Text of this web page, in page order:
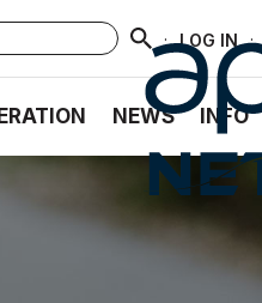
· LOG IN ·
NEWS INFO